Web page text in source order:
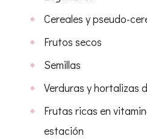
Cereales y pseudo-
Frutos secos
Semillas
Verduras y hortalizas
Frutas ricas en
estación